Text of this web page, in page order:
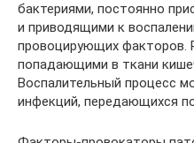
бактериями, постоянно
и приводящими к
провоцирующих факторов.
попадающими в ткани
Воспалительный процесс
инфекций, передающихся